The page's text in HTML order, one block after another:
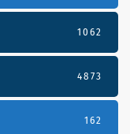
1062
4873
162